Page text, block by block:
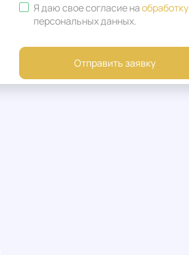
Я даю свое согласие наобработку
персональных данных.
Отправить заявку